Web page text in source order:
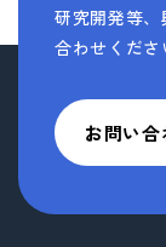
研究開発等、
合わせくださ
お問い合